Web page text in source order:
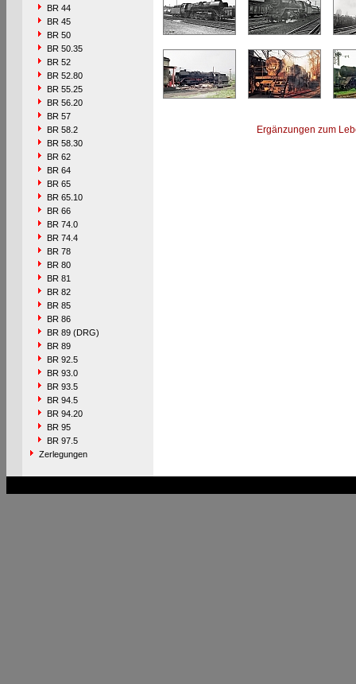
BR 44
BR 45
BR 50
BR 50.35
BR 52
BR 52.80
BR 55.25
BR 56.20
BR 57
BR 58.2
BR 58.30
BR 62
BR 64
BR 65
BR 65.10
BR 66
BR 74.0
BR 74.4
BR 78
BR 80
BR 81
BR 82
BR 85
BR 86
BR 89 (DRG)
BR 89
BR 92.5
BR 93.0
BR 93.5
BR 94.5
BR 94.20
BR 95
BR 97.5
Zerlegungen
Ergänzungen zum